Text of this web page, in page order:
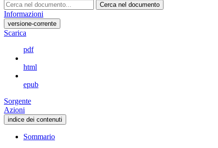
Cerca nel documento
Informazioni
versione-corrente
Scarica
pdf
html
epub
Sorgente
Azioni
indice dei contenuti
Sommario